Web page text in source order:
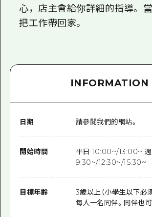
心，店主會給你詳細的指導。
把工作帶回家。
INFORMATION
日期 請參閱我們的網站。
開始時間
平日 10:00~/13:00~ 週
9:30~/12:30~/15:30~
目標年齡
3歲以上（小學生以下必
每人一名同伴。同伴也可